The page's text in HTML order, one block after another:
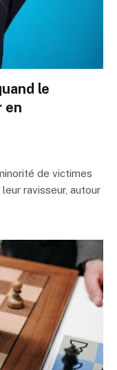
le
en
de victimes
ravisseur, autour